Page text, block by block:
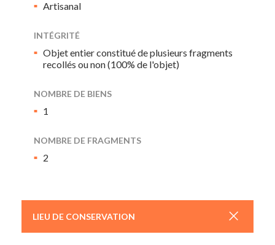
Artisanal
INTÉGRITÉ
Objet entier constitué de plusieurs fragments
recollés ou non (100% de l'objet)
NOMBRE DE BIENS
1
NOMBRE DE FRAGMENTS
2
LIEU DE CONSERVATION +